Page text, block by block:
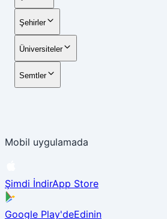
Şehirler
Üniversiteler
Semtler
Mobil uygulamada
Şimdi İndirApp Store
Google Play'deEdinin